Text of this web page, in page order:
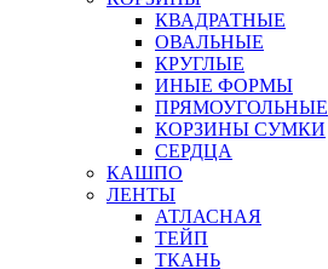
КВАДРАТНЫЕ
ОВАЛЬНЫЕ
КРУГЛЫЕ
ИНЫЕ ФОРМЫ
ПРЯМОУГОЛЬНЫЕ
КОРЗИНЫ СУМКИ
СЕРДЦА
КАШПО
ЛЕНТЫ
АТЛАСНАЯ
ТЕЙП
ТКАНЬ